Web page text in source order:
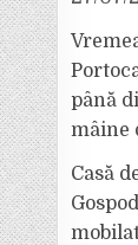
până
mâine
Casă